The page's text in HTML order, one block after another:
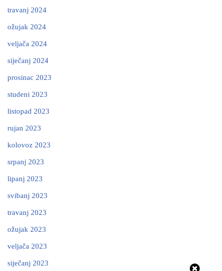
travanj 2024
ožujak 2024
veljača 2024
siječanj 2024
prosinac 2023
studeni 2023
listopad 2023
rujan 2023
kolovoz 2023
srpanj 2023
lipanj 2023
svibanj 2023
travanj 2023
ožujak 2023
veljača 2023
siječanj 2023